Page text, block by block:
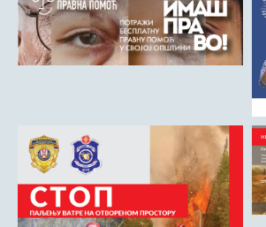
ВЕСТИ
ТУРИЗАМ
Кањон Трешњице
Мали и Велики град
Мачков камен
Манастир Св. Николај Српски